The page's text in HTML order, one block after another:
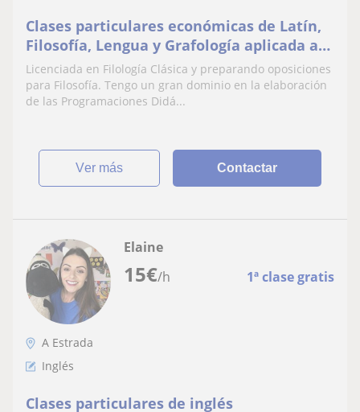
Clases particulares económicas de Latín,
Filosofía, Lengua y Grafología aplicada a
la enseñanza- Presenciales u online
Licenciada en Filología Clásica y preparando oposiciones
para Filosofía. Tengo un gran dominio en la elaboración
de las Programaciones Didá...
ver más Contactar
15€/h 1ª clase gratis
Elaine
A Estrada
Inglés
Clases particulares de inglés